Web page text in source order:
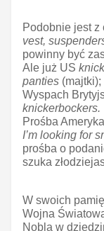
Podobnie jest z
vest,
powinny być
Ale już US
panties
Wyspach
knickerbockers.
Prośba
I’m looking for
prośba o
szuka
W swoich
Wojna
Nobla w